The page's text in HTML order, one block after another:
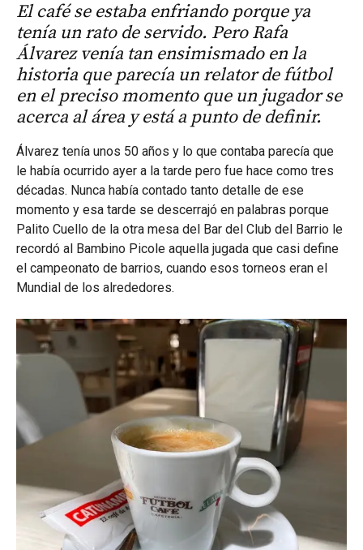
El café se estaba enfriando porque ya
tenía un rato de servido. Pero Rafa
Álvarez venía tan ensimismado en la
historia que parecía un relator de fútbol
en el preciso momento que un jugador se
acerca al área y está a punto de definir.
Álvarez tenía unos 50 años y lo que contaba parecía que
le había ocurrido ayer a la tarde pero fue hace como tres
décadas. Nunca había contado tanto detalle de ese
momento y esa tarde se descerrajó en palabras porque
Palito Cuello de la otra mesa del Bar del Club del Barrio le
recordó al Bambino Picole aquella jugada que casi define
el campeonato de barrios, cuando esos torneos eran el
Mundial de los alrededores.